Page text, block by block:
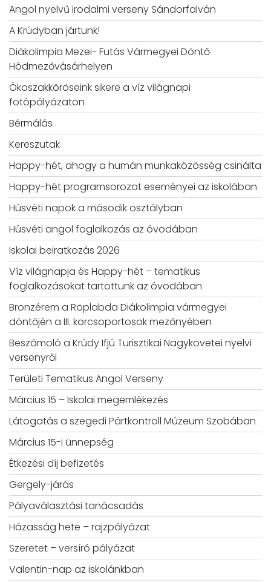
Angol nyelvű irodalmi verseny Sándorfalván
A Krúdyban jártunk!
Diákolimpia Mezei- Futás Vármegyei Döntő
Hódmezővásárhelyen
Ökoszakköröseink sikere a víz világnapi
fotópályázaton
Bérmálás
Kereszutak
Happy-hét, ahogy a humán munkaközösség csinálta
Happy-hét programsorozat eseményei az iskolában
Húsvéti napok a második osztályban
Húsvéti angol foglalkozás az óvodában
Iskolai beiratkozás 2026
Víz világnapja és Happy-hét – tematikus
foglalkozásokat tartottunk az óvodában
Bronzérem a Röplabda Diákolimpia vármegyei
döntőjén a III. korcsoportosok mezőnyében
Beszámoló a Krúdy Ifjú Turisztikai Nagykövetei nyelvi
versenyről
Területi Tematikus Angol Verseny
Március 15 – Iskolai megemlékezés
Látogatás a szegedi Pártkontroll Múzeum Szobában
Március 15-i ünnepség
Étkezési díj befizetés
Gergely-járás
Pályaválasztási tanácsadás
Házasság hete – rajzpályázat
Szeretet – versíró pályázat
Valentin-nap az iskolánkban